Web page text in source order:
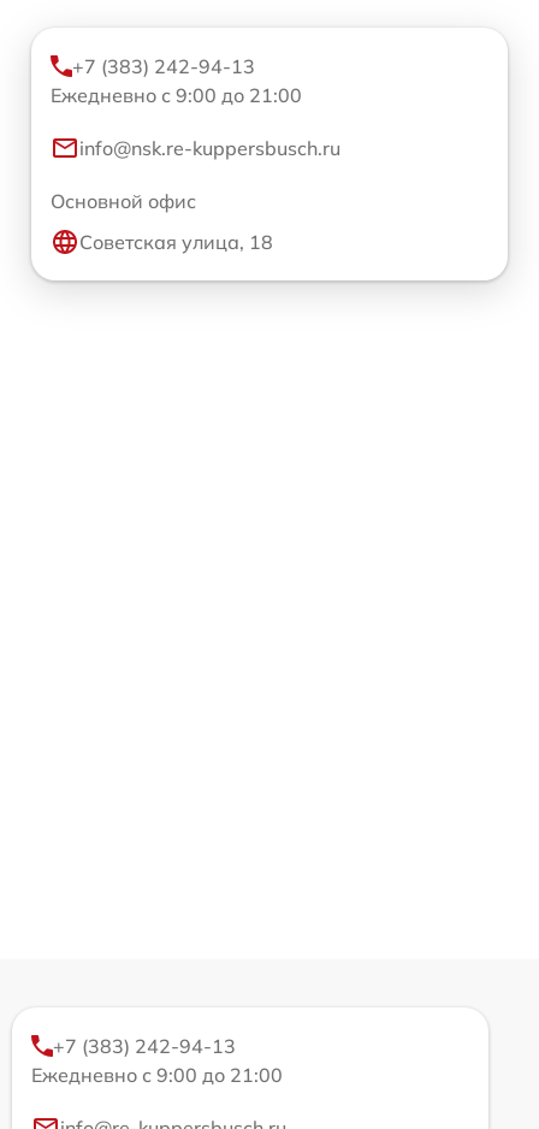
+7 (383) 242-94-13
Ежедневно с 9:00 до 21:00
info@nsk.re-kuppersbusch.ru
Основной офис
Советская улица, 18
+7 (383) 242-94-13
Ежедневно с 9:00 до 21:00